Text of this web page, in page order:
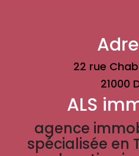
22 rue
21000
ALS
agence
spécialisée en